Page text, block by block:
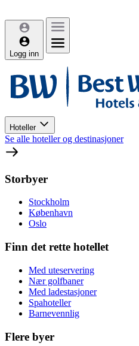
Logg inn
Hoteller
Se alle hoteller og destinasjoner
Storbyer
Stockholm
København
Oslo
Finn det rette hotellet
Med uteservering
Nær golfbaner
Med ladestasjoner
Spahoteller
Barnevennlig
Flere byer